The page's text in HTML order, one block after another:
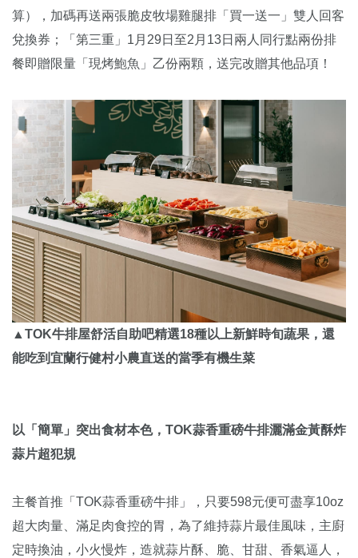
算），加碼再送兩張脆皮牧場雞腿排「買一送一」雙人回客
兌換券；「第三重」1月29日至2月13日兩人同行點兩份排
餐即贈限量「現烤鮑魚」乙份兩顆，送完改贈其他品項！
▲TOK牛排屋舒活自助吧精選18種以上新鮮時旬蔬果，還
能吃到宜蘭行健村小農直送的當季有機生菜
以「簡單」突出食材本色，TOK蒜香重磅牛排灑滿金黃酥炸
蒜片超犯規
主餐首推「TOK蒜香重磅牛排」，只要598元便可盡享10oz
超大肉量、滿足肉食控的胃，為了維持蒜片最佳風味，主廚
定時換油，小火慢炸，造就蒜片酥、脆、甘甜、香氣逼人，